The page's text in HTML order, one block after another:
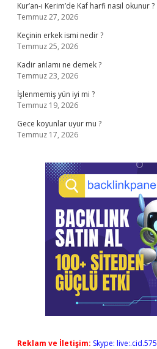
Kur’an-ı Kerim’de Kaf harfi nasıl okunur ?
Temmuz 27, 2026
Keçinin erkek ismi nedir ?
Temmuz 25, 2026
Kadir anlamı ne demek ?
Temmuz 23, 2026
İşlenmemiş yün iyi mi ?
Temmuz 19, 2026
Gece koyunlar uyur mu ?
Temmuz 17, 2026
Reklam ve İletişim: Skype: